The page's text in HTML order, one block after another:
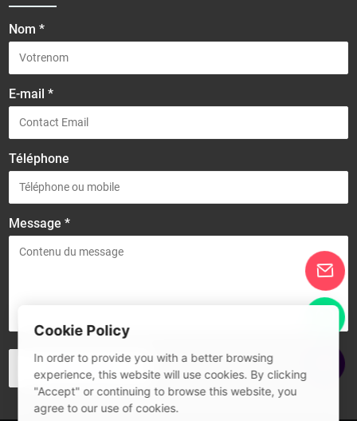
Nom *
E-mail *
Téléphone
Message *
Cookie Policy
In order to provide you with a better browsing
experience, this website will use cookies. By clicking
"Accept" or continuing to browse this website, you
agree to our use of cookies.